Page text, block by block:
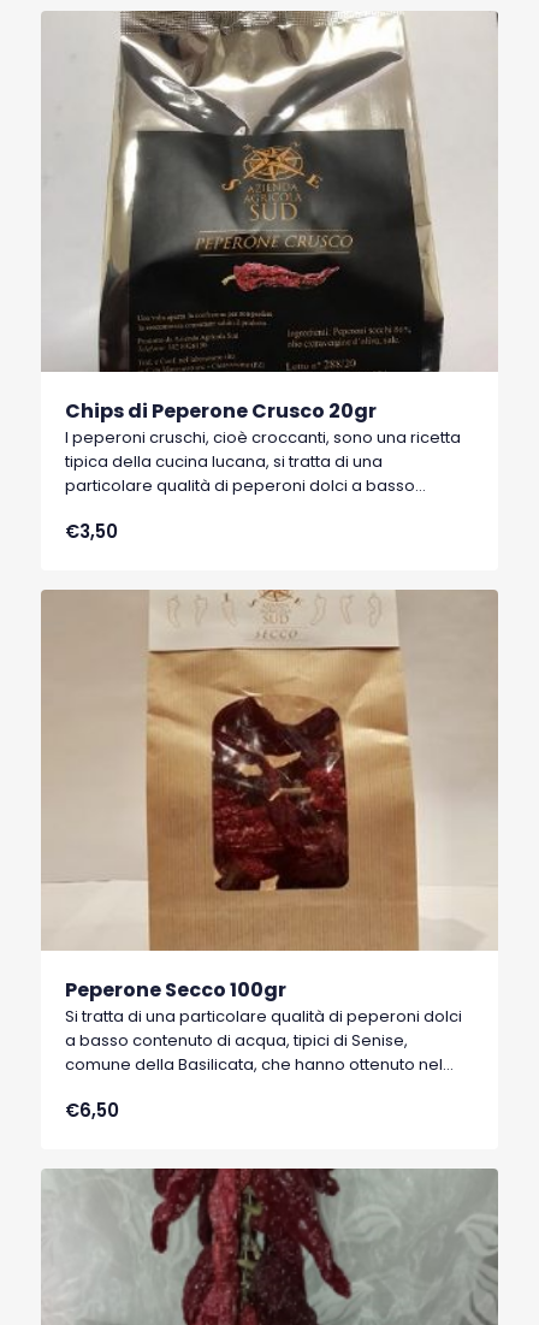
Chips di Peperone Crusco 20gr
I peperoni cruschi, cioè croccanti, sono una ricetta
tipica della cucina lucana, si tratta di una
particolare qualità di peperoni dolci a basso
Basilicata, che hanno ottenuto nel 1996 il marchio
€3,50
Peperone Secco 100gr
Si tratta di una particolare qualità di peperoni dolci
a basso contenuto di acqua, tipici di Senise,
comune della Basilicata, che hanno ottenuto nel
Protetta).
€6,50